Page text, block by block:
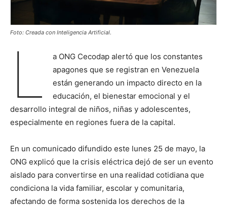
Foto: Creada con Inteligencia Artificial.
L
a ONG Cecodap alertó que los constantes
apagones que se registran en Venezuela
están generando un impacto directo en la
educación, el bienestar emocional y el
desarrollo integral de niños, niñas y adolescentes,
especialmente en regiones fuera de la capital.
En un comunicado difundido este lunes 25 de mayo, la
ONG explicó que la crisis eléctrica dejó de ser un evento
aislado para convertirse en una realidad cotidiana que
condiciona la vida familiar, escolar y comunitaria,
afectando de forma sostenida los derechos de la